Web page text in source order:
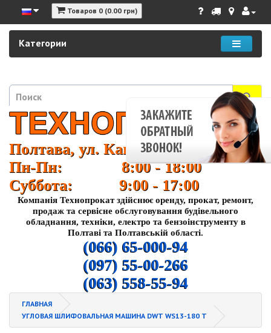
Товаров 0 (0.00 грн)
Категории
Полтава, ул. Кагамлыка 37
Пн-Пн: 8:00 - 18:00
Суббота: 9:00 - 17:00
Компанія Технопрокат здійснює оренду, прокат, ремонт,
продаж та сервісне обслуговування будівельного
обладнання, техніки, електро та бензоінструменту в
Полтаві та Полтавській області.
(066) 65-000-94
(097) 55-00-266
(063) 558-55-94
ГЛАВНАЯ
УГЛОВАЯ ШЛИФОВАЛЬНАЯ МАШИНА DWT WS13-180 T